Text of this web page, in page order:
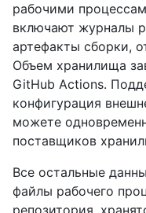
рабочими
включают журналы
артефакты сборки,
Объем хранилища
GitHub Actions.
конфигурация
можете
поставщиков
Все остальные
файлы рабочего
репозитория,